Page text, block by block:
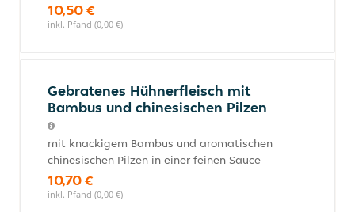
10,50 €
inkl. Pfand (0,00 €)
Gebratenes Hühnerfleisch mit
Bambus und chinesischen Pilzen
mit knackigem Bambus und aromatischen
chinesischen Pilzen in einer feinen Sauce
10,70 €
inkl. Pfand (0,00 €)